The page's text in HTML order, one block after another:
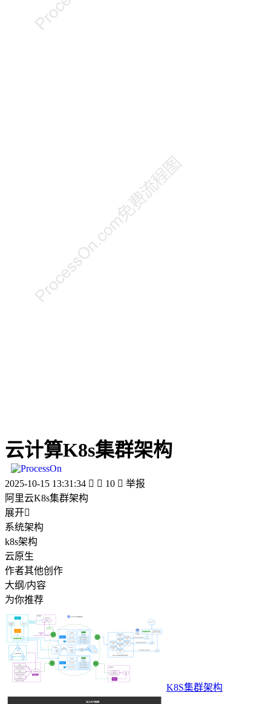
云计算K8s集群架构
2025-10-15 13:31:34   10  举报
阿里云K8s集群架构
展开
系统架构
k8s架构
云原生
作者其他创作
大纲/内容
为你推荐
K8S集群架构